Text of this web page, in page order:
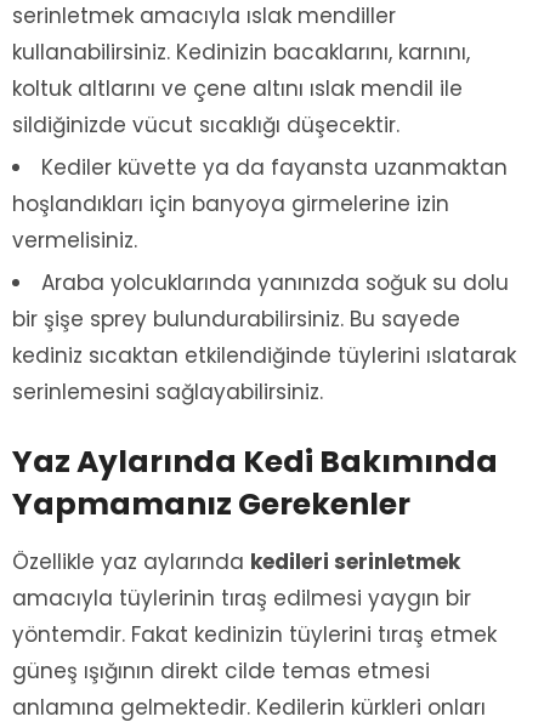
serinletmek amacıyla ıslak mendiller
kullanabilirsiniz. Kedinizin bacaklarını, karnını,
koltuk altlarını ve çene altını ıslak mendil ile
sildiğinizde vücut sıcaklığı düşecektir.
Kediler küvette ya da fayansta uzanmaktan
hoşlandıkları için banyoya girmelerine izin
vermelisiniz.
Araba yolcuklarında yanınızda soğuk su dolu
bir şişe sprey bulundurabilirsiniz. Bu sayede
kediniz sıcaktan etkilendiğinde tüylerini ıslatarak
serinlemesini sağlayabilirsiniz.
Yaz Aylarında Kedi Bakımında
Yapmamanız Gerekenler
Özellikle yaz aylarında kedileri serinletmek
amacıyla tüylerinin tıraş edilmesi yaygın bir
yöntemdir. Fakat kedinizin tüylerini tıraş etmek
güneş ışığının direkt cilde temas etmesi
anlamına gelmektedir. Kedilerin kürkleri onları